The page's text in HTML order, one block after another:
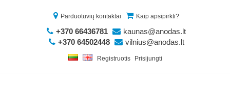
Parduotuvių kontaktai Kaip apsipirkti?
+370 66436781
kaunas@anodas.lt
+370 64502448
vilnius@anodas.lt
Registruotis Prisijungti